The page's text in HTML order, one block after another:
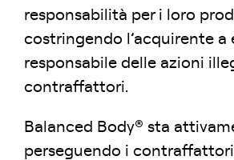
responsabilità per i loro
costringendo l’acquirente a
responsabile delle azioni
contraffattori.
Balanced Body® sta
perseguendo i